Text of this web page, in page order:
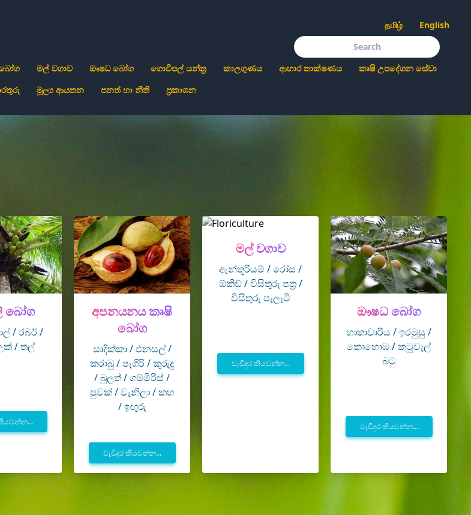
தமிழ் English
මල් වගාව ඖෂධ බෝග ගොවිපල් යන්ත්‍ර කාලගුණය ආහාර තාක්ෂණය
කෘෂි උපදේශන සේවා
මූල්‍ය ආයතන පනත් හා නීති ප්‍රකාශන
බෝග
/ රබර් /
/ තල්
අපනයනය කෘෂි
බෝග
සාදික්කා / එනසල් /
කරාබු / පැගිරි / කුරුදු
/ බුලත් / ගම්මිරිස් /
පුවක් / වැනිලා / කහ
/ ඉඟුරු
වැඩිදුර කියවන්න...
මල් වගාව
ඇන්තූරියම් / රෝස /
ඕකිඩ් / විසිතුරු පත්‍ර /
විසිතුරු පැලෑටි
වැඩිදුර කියවන්න...
ඖෂධ බෝග
හාතාවාරිය / ඉරමුසු /
කොහොඹ / කටුවැල්
බටු
වැඩිදුර කියවන්න...